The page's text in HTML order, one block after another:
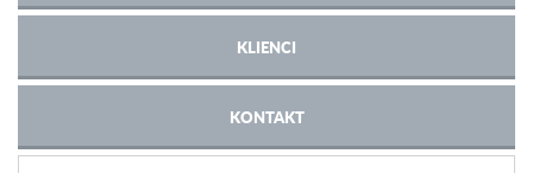
KLIENCI
KONTAKT